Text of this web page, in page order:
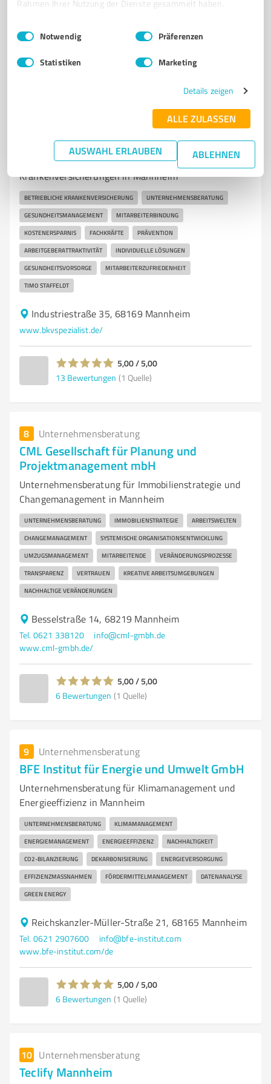
Rahmen Ihrer Nutzung der Dienste gesammelt haben.
Impressum Datenschutzbestimmungen
Einwilligungsauswahl
Notwendig Präferenzen
Statistiken Marketing
Details zeigen
ALLE ZULASSEN
AUSWAHL ERLAUBEN ABLEHNEN
O3 9-12, 68161 Mannheim
3 Bewertungen (1 Quelle)
TS Finance GmbH
Unternehmensberatung für betriebliche
Krankenversicherungen in Mannheim
BETRIEBLICHE KRANKENVERSICHERUNG UNTERNEHMENSBERATUNG
GESUNDHEITSMANAGEMENT MITARBEITERBINDUNG
KOSTENERSPARNIS FACHKRÄFTE PRÄVENTION
ARBEITGEBERATTRAKTIVITÄT INDIVIDUELLE LÖSUNGEN
GESUNDHEITSVORSORGE MITARBEITERZUFRIEDENHEIT
TIMO STAFFELDT
Industriestraße 35, 68169 Mannheim
www.bkvspezialist.de/
5,00 / 5,00
13 Bewertungen (1 Quelle)
8 Unternehmensberatung
CML Gesellschaft für Planung und
Projektmanagement mbH
Unternehmensberatung für Immobilienstrategie und
Changemanagement in Mannheim
UNTERNEHMENSBERATUNG IMMOBILIENSTRATEGIE ARBEITSWELTEN
CHANGEMANAGEMENT SYSTEMISCHE ORGANISATIONSENTWICKLUNG
UMZUGSMANAGEMENT MITARBEITENDE VERÄNDERUNGSPROZESSE
TRANSPARENZ VERTRAUEN KREATIVE ARBEITSUMGEBUNGEN
NACHHALTIGE VERÄNDERUNGEN
Besselstraße 14, 68219 Mannheim
Tel. 0621 338120
info@cml-gmbh.de
www.cml-gmbh.de/
5,00 / 5,00
6 Bewertungen (1 Quelle)
9 Unternehmensberatung
BFE Institut für Energie und Umwelt GmbH
Unternehmensberatung für Klimamanagement und
Energieeffizienz in Mannheim
UNTERNEHMENSBERATUNG KLIMAMANAGEMENT
ENERGIEMANAGEMENT ENERGIEEFFIZIENZ NACHHALTIGKEIT
CO2-BILANZIERUNG DEKARBONISIERUNG ENERGIEVERSORGUNG
EFFIZIENZMASSNAHMEN FÖRDERMITTELMANAGEMENT DATENANALYSE
GREEN ENERGY
Reichskanzler-Müller-Straße 21, 68165 Mannheim
Tel. 0621 2907600
info@bfe-institut.com
www.bfe-institut.com/de
5,00 / 5,00
6 Bewertungen (1 Quelle)
10 Unternehmensberatung
Teclify Mannheim